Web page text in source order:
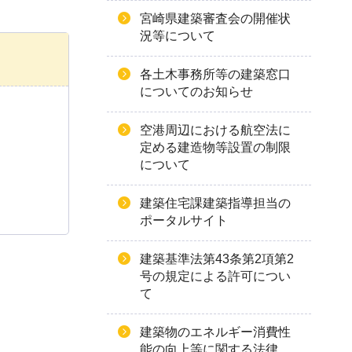
宮崎県建築審査会の開催状
況等について
各土木事務所等の建築窓口
についてのお知らせ
空港周辺における航空法に
定める建造物等設置の制限
について
建築住宅課建築指導担当の
ポータルサイト
建築基準法第43条第2項第2
号の規定による許可につい
て
建築物のエネルギー消費性
能の向上等に関する法律